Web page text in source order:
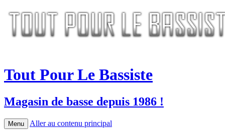
Tout Pour Le Bassiste
Magasin de basse depuis 1986 !
Menu Aller au contenu principal